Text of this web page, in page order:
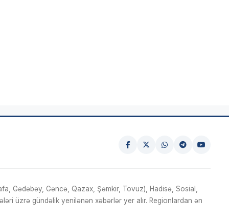
Gədəbəy, Gəncə, Qazax, Şəmkir, Tovuz), Hadisə, Sosial,
üzrə gündəlik yenilənən xəbərlər yer alır. Regionlardan ən